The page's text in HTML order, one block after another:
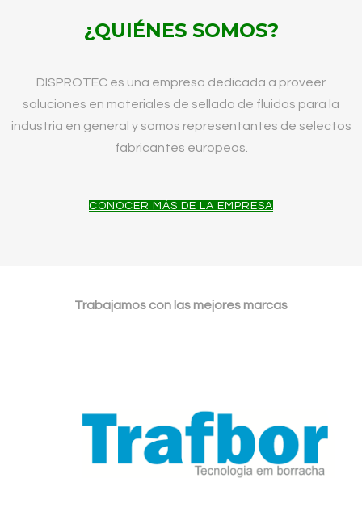
¿QUIÉNES SOMOS?
DISPROTEC es una empresa dedicada a proveer
soluciones en materiales de sellado de fluidos para la
industria en general y somos representantes de selectos
fabricantes europeos.
CONOCER MÁS DE LA EMPRESA
Trabajamos con las mejores marcas